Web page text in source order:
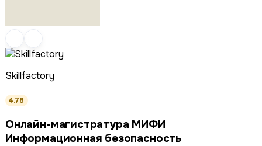
Skillfactory
4.78
Онлайн-магистратура МИФИ
Информационная безопасность